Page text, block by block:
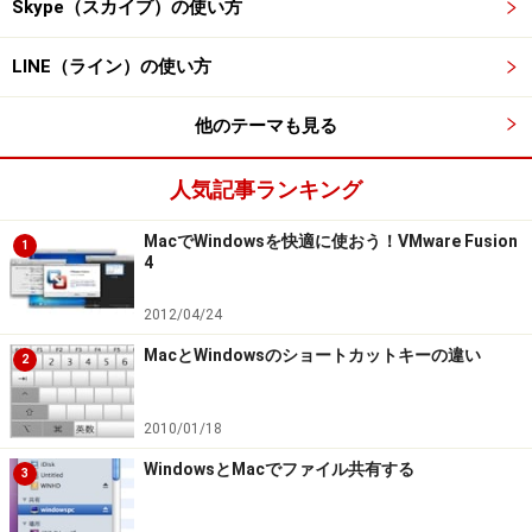
Skype（スカイプ）の使い方
LINE（ライン）の使い方
他のテーマも見る
人気記事ランキング
1
MacでWindowsを快適に使おう！VMware Fusion
4
2012/04/24
2 MacとWindowsのショートカットキーの違い
2010/01/18
3 WindowsとMacでファイル共有する